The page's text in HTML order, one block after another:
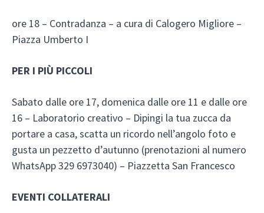
ore 18 – Contradanza – a cura di Calogero Migliore –
Piazza Umberto I
PER I PIÙ PICCOLI
Sabato dalle ore 17, domenica dalle ore 11 e dalle ore
16 – Laboratorio creativo – Dipingi la tua zucca da
portare a casa, scatta un ricordo nell’angolo foto e
gusta un pezzetto d’autunno (prenotazioni al numero
WhatsApp 329 6973040) – Piazzetta San Francesco
EVENTI COLLATERALI